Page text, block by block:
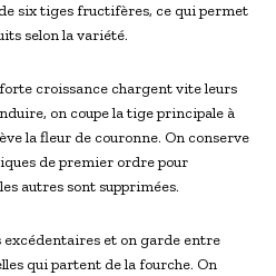
six tiges fructifères, ce qui permet
selon la variété.
croissance chargent vite leurs
on coupe la tige principale à
la fleur de couronne. On conserve
de premier ordre pour
autres sont supprimées.
et on garde entre
qui partent de la fourche. On